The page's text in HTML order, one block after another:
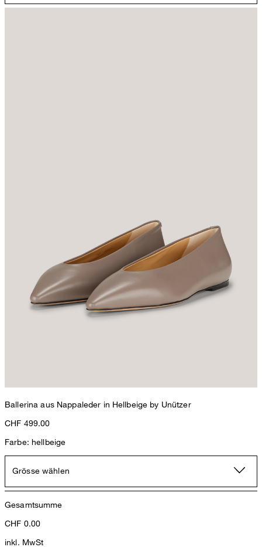
Ballerina aus Nappaleder in Hellbeige by Unützer
CHF 499.00
Farbe: hellbeige
Grösse wählen
Gesamtsumme
CHF 0.00
inkl. MwSt